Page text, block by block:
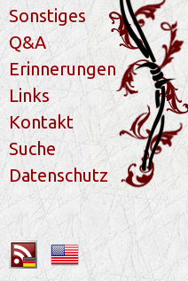
Sonstiges
Q&A
Erinnerungen
Links
Kontakt
Suche
Datenschutz